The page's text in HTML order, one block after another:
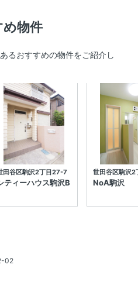
物件
るおすすめの物件をご紹介し
田谷区駒沢2丁目27-7
ティーハウス駒沢B
世田谷区駒沢2
NoA駒沢
02